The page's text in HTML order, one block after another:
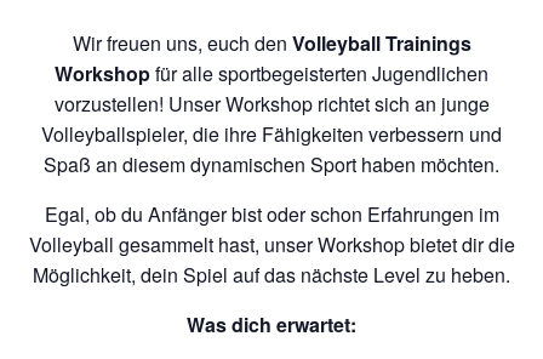
Wir freuen uns, euch den Volleyball Trainings
Workshopfür alle sportbegeisterten Jugendlichen
vorzustellen! Unser Workshop richtet sich an junge
Volleyballspieler, die ihre Fähigkeiten verbessern und
Spaß an diesem dynamischen Sport haben möchten.
Egal, ob du Anfänger bist oder schon Erfahrungen im
Volleyball gesammelt hast, unser Workshop bietet dir die
Möglichkeit, dein Spiel auf das nächste Level zu heben.
Was dich erwartet: